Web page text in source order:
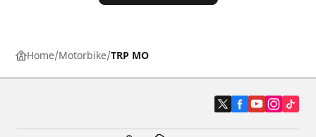
Home Motorbike TRP MO